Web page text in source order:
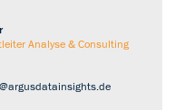
Analyse & Consulting